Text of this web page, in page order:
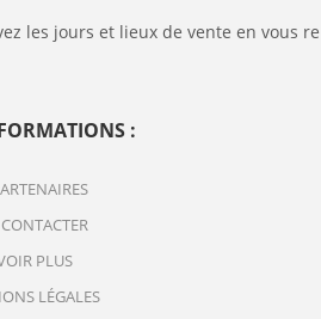
les jours et lieux de vente en vous
:
PLUS
LÉGALES